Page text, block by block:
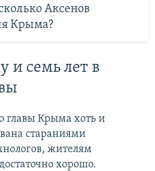
Аксенов
Крыма?
и семь лет в
главы Крыма хоть и
стараниями
жителям
хорошо.